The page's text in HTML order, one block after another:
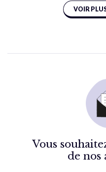
VOIR
Vous
de nos